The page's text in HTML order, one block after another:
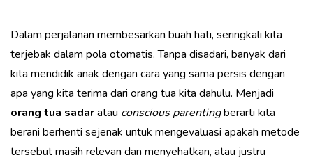
Dalam perjalanan membesarkan buah hati, seringkali kita
terjebak dalam pola otomatis. Tanpa disadari, banyak dari
kita mendidik anak dengan cara yang sama persis dengan
apa yang kita terima dari orang tua kita dahulu. Menjadi
orang tua sadaratau conscious parentingberarti kita
berani berhenti sejenak untuk mengevaluasi apakah metode
tersebut masih relevan dan menyehatkan, atau justru